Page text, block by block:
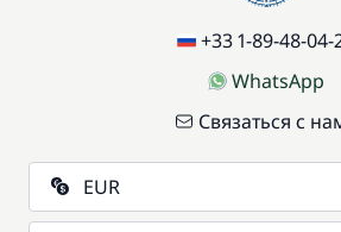
+33 1-89-48-04-
WhatsApp
Связаться с
EUR